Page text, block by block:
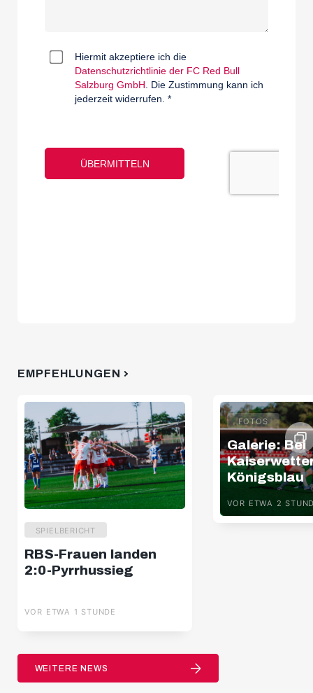
EMPFEHLUNGEN
SPIELBERICHT
RBS-Frauen landen
2:0-Pyrrhussieg
VOR ETWA 1 STUNDE
FOTOS
Galerie: Bei
Königsblau
VOR ETWA 2
WEITERE NEWS